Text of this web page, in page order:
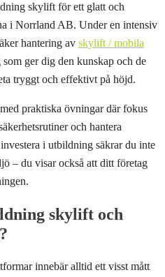
skylift för ett glatt och
i Norrland AB. Under en intensiv
hantering av skylift / mobila
ger dig den kunskap och de
tryggt och effektivt på höjd.
praktiska övningar där fokus
och hantera
i utbildning säkrar du inte
– du visar också att ditt företag
skylift och
innebär alltid ett visst mått